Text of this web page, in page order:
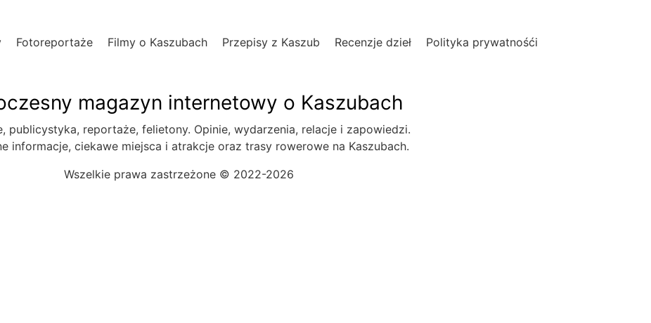
Fotoreportaże Filmy o Kaszubach Przepisy z Kaszub Recenzje dzieł Polityka prywatnośći
magazyn internetowy o Kaszubach
publicystyka, reportaże, felietony. Opinie, wydarzenia, relacje i zapowiedzi.
informacje, ciekawe miejsca i atrakcje oraz trasy rowerowe na Kaszubach.
Wszelkie prawa zastrzeżone © 2022-2026